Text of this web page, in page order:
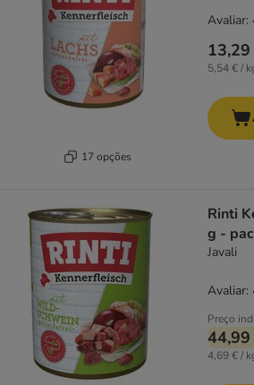
17 opções
5,54 € /
Avaliar:
Rinti
g -
Javali
Preço
4,69 € /
Avaliar: